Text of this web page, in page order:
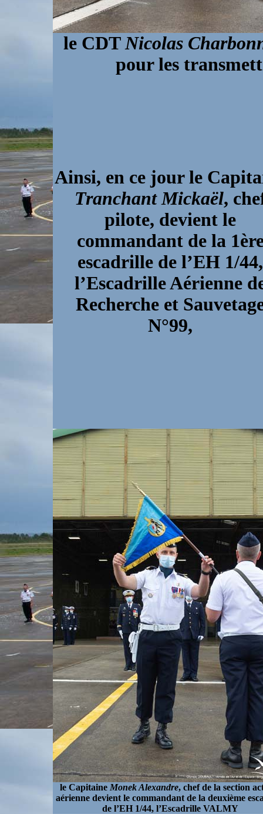
le CDTNicolas
pour les
Ainsi, en ce jour le
Tranchant Mickaël,
pilote, devient le
commandant de la
escadrille de l’EH 1/44,
l’Escadrille Aérienne
Recherche et
N°99,
le Capitaine Monek Alexandre, chef de la section
aérienne devient le commandant de la deuxième
de l’EH 1/44, l’Escadrille VALMY